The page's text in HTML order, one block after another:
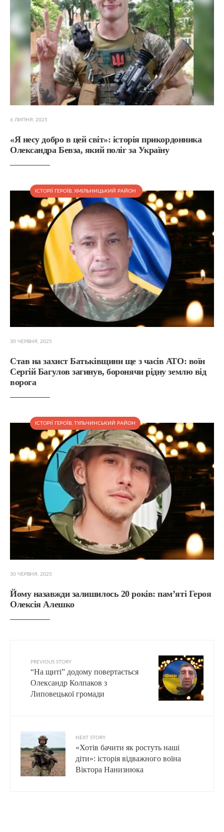
6 ЛИПНЯ, 2025
«Я несу добро в цей світ»: історія прикордонника
Олександра Бевза, який поліг за Україну
ІСТОРІЇ ГЕРОЇВ ХМІЛЬНИЦЬКИЙ РАЙОН
30 ЧЕРВНЯ, 2025
Став на захист Батьківщини ще з часів АТО: воїн
Сергій Багулов загинув, боронячи рідну землю від
ворога
ІСТОРІЇ ГЕРОЇВ, ТУЛЬЧИНСЬКИЙ РАЙОН
30 ЧЕРВНЯ, 2025
Йому назавжди залишилось 20 років: пам’яті Героя
Олексія Алешко
PREVIOUS STORY
“На щиті” додому повертається
Олександр Колпаков з
Липовецької громади
NEXT STORY
«Хотів бачити як ростуть наші
діти»: історія відважного воїна
Віктора Нанизнюка